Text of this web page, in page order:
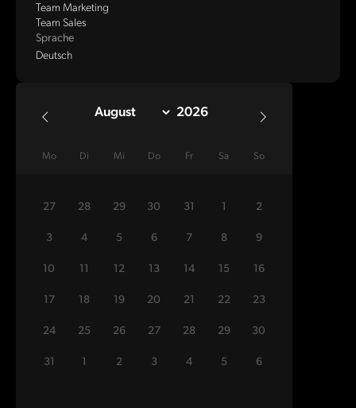
Team Marketing
Team Sales
Sprache
Deutsch
Mo Di Mi Do Fr Sa So
27 28 29 30 31 1 2
3 4 5 6 7 8 9
10 11 12 13 14 15 16
17 18 19 20 21 22 23
24 25 26 27 28 29 30
31 1 2 3 4 5 6